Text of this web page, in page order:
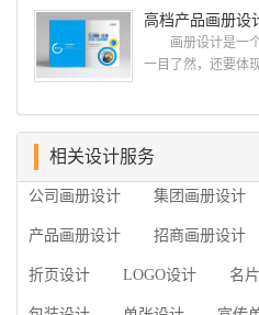
广的专业...
司，怎么制作高
何选择高级画册
过硬。这包括调研
通进而获取重要信
练掌握制作软件，
高档产品画册设
画册设计是一个
一目了然，还要体
产品画册设计要
在企业都在使用产
个成功的高档产品
相关设计服务
公司画册设计 集团画册设计
产品画册设计 招商画册设计
折页设计 LOGO设计 名